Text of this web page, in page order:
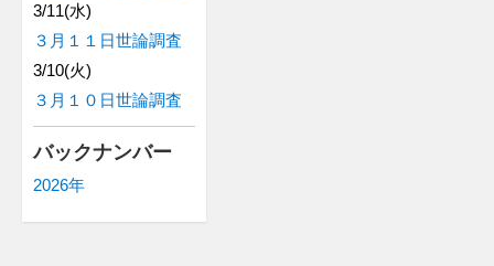
3/11(水)
３月１１日世論調査
3/10(火)
３月１０日世論調査
バックナンバー
2026年